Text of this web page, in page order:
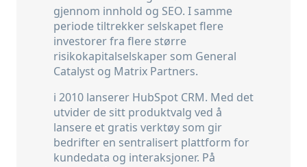
gjennom innhold og SEO. I samme
periode tiltrekker selskapet flere
investorer fra flere større
risikokapitalselskaper som General
Catalyst og Matrix Partners.
i 2010 lanserer HubSpot CRM. Med det
utvider de sitt produktvalg ved å
lansere et gratis verktøy som gir
bedrifter en sentralisert plattform for
kundedata og interaksjoner. På